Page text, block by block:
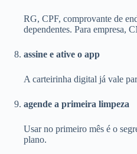
RG, CPF, comprovante de
dependentes. Para empresa,
assine e ative o app
A carteirinha digital já vale
agende a primeira limpeza
Usar no primeiro mês é o
plano.